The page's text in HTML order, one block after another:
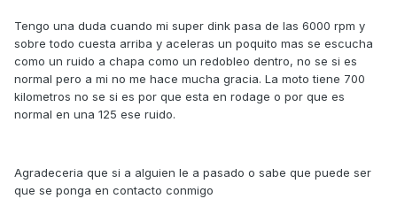
Tengo una duda cuando mi super dink pasa de las 6000 rpm y
sobre todo cuesta arriba y aceleras un poquito mas se escucha
como un ruido a chapa como un redobleo dentro, no se si es
normal pero a mi no me hace mucha gracia. La moto tiene 700
kilometros no se si es por que esta en rodage o por que es
normal en una 125 ese ruido.
Agradeceria que si a alguien le a pasado o sabe que puede ser
que se ponga en contacto conmigo